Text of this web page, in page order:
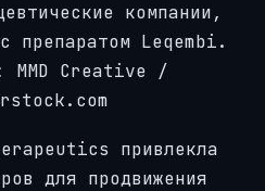
компании,
препаратом Leqembi.
MMD Creative /
привлекла
для продвижения